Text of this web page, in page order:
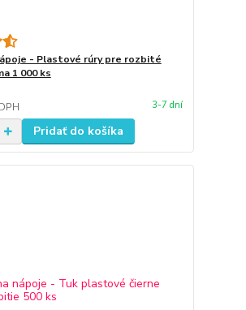
- Plastové rúry pre rozbité
1 000 ks
3-7 dní
Pridať do košíka